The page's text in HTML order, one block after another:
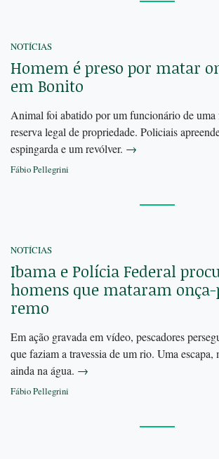
NOTÍCIAS
Homem é preso por matar
em Bonito
Animal foi abatido por um funcionário de uma
reserva legal de propriedade. Policiais
espingarda e um revólver. →
Fábio Pellegrini
NOTÍCIAS
Ibama e Polícia Federal
homens que mataram
remo
Em ação gravada em vídeo, pescadores
que faziam a travessia de um rio. Uma escapa,
ainda na água. →
Fábio Pellegrini